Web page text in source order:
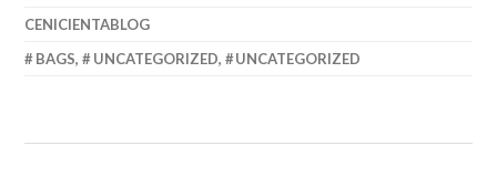
CENICIENTABLOG
BAGS, UNCATEGORIZED, UNCATEGORIZED